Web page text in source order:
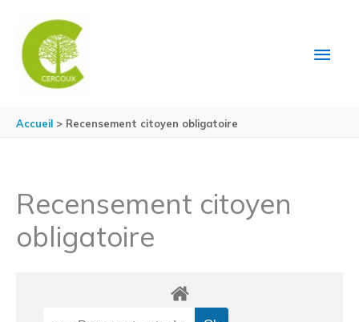
Accueil Recensement citoyen obligatoire
Recensement citoyen
obligatoire